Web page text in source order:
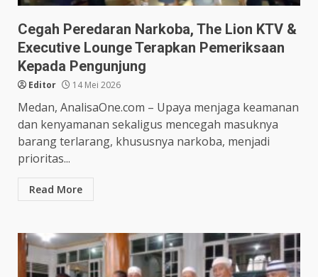
Cegah Peredaran Narkoba, The Lion KTV &
Executive Lounge Terapkan Pemeriksaan
Kepada Pengunjung
Editor 14 Mei 2026
Medan, AnalisaOne.com – Upaya menjaga keamanan
dan kenyamanan sekaligus mencegah masuknya
barang terlarang, khususnya narkoba, menjadi
prioritas...
Read More